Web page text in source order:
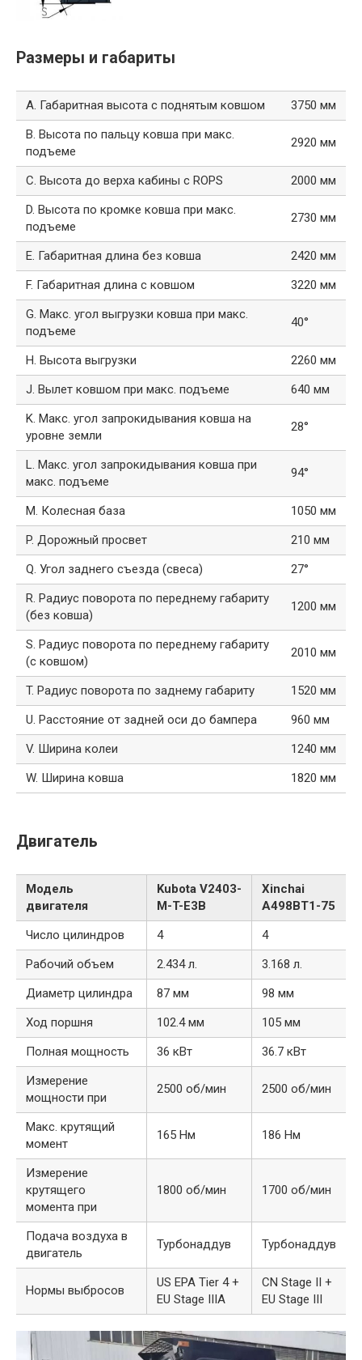
Размеры и габариты
A. Габаритная высота с поднятым ковшом
3750 мм
B. Высота по пальцу ковша при макс.
подъеме
2920 мм
C. Высота до верха кабины с ROPS
2000 мм
D. Высота по кромке ковша при макс.
подъеме
2730 мм
E. Габаритная длина без ковша
2420 мм
F. Габаритная длина с ковшом
3220 мм
G. Макс. угол выгрузки ковша при макс.
подъеме
40°
H. Высота выгрузки
2260 мм
J. Вылет ковшом при макс. подъеме
640 мм
K. Макс. угол запрокидывания ковша на
уровне земли
28°
L. Макс. угол запрокидывания ковша при
макс. подъеме
94°
M. Колесная база
1050 мм
P. Дорожный просвет
210 мм
Q. Угол заднего съезда (свеса)
27°
R. Радиус поворота по переднему габариту
(без ковша)
1200 мм
S. Радиус поворота по переднему габариту
(с ковшом)
2010 мм
T. Радиус поворота по заднему габариту
1520 мм
U. Расстояние от задней оси до бампера
960 мм
V. Ширина колеи
1240 мм
W. Ширина ковша
1820 мм
Двигатель
Модель
двигателя
Kubota V2403-
M-T-E3B
Xinchai
A498BT1-75
Число цилиндров
4
4
Рабочий объем
2.434 л.
3.168 л.
Диаметр цилиндра
87 мм
98 мм
Ход поршня
102.4 мм
105 мм
Полная мощность
36 кВт
36.7 кВт
Измерение
мощности при
2500 об/мин 2500 об/мин
Макс. крутящий
момент
165 Нм 186 Нм
Измерение
крутящего
момента при
1800 об/мин 1700 об/мин
Подача воздуха в
двигатель
Турбонаддув Турбонаддув
Нормы выбросов
US EPA Tier 4 +
EU Stage IIIA
CN Stage II +
EU Stage III